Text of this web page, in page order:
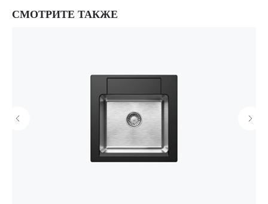
СМОТРИТЕ ТАКЖЕ